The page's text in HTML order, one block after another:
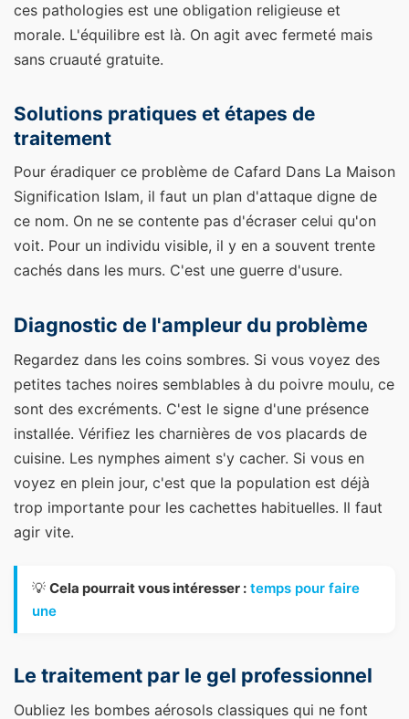
ces pathologies est une obligation religieuse et
morale. L'équilibre est là. On agit avec fermeté mais
sans cruauté gratuite.
Solutions pratiques et étapes de
traitement
Pour éradiquer ce problème de Cafard Dans La Maison
Signification Islam, il faut un plan d'attaque digne de
ce nom. On ne se contente pas d'écraser celui qu'on
voit. Pour un individu visible, il y en a souvent trente
cachés dans les murs. C'est une guerre d'usure.
Diagnostic de l'ampleur du problème
Regardez dans les coins sombres. Si vous voyez des
petites taches noires semblables à du poivre moulu, ce
sont des excréments. C'est le signe d'une présence
installée. Vérifiez les charnières de vos placards de
cuisine. Les nymphes aiment s'y cacher. Si vous en
voyez en plein jour, c'est que la population est déjà
trop importante pour les cachettes habituelles. Il faut
agir vite.
💡 Cela pourrait vous intéresser : temps pour faire
une
Le traitement par le gel professionnel
Oubliez les bombes aérosols classiques qui ne font